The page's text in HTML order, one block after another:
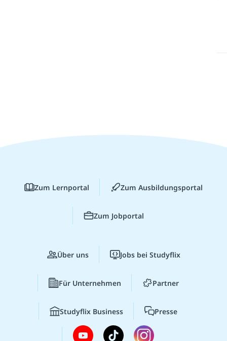
Zum Lernportal Zum Ausbildungsportal
Zum Jobportal
Über uns Jobs bei Studyflix
Für Unternehmen Partner
Studyflix Business Presse